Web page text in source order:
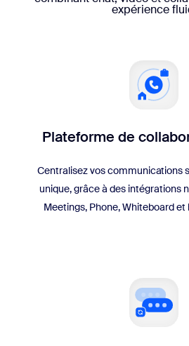
expérience
Plateforme de
Centralisez vos communications
unique, grâce à des intégrations
Meetings, Phone, Whiteboard et